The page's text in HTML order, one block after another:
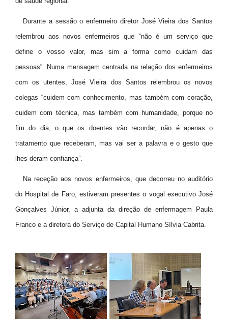
Durante a sessão o enfermeiro diretor José Vieira dos Santos
relembrou aos novos enfermeiros que “não é um serviço que
define o vosso valor, mas sim a forma como cuidam das
pessoas”. Numa mensagem centrada na relação dos enfermeiros
com os utentes, José Vieira dos Santos relembrou os novos
colegas “cuidem com conhecimento, mas também com coração,
cuidem com técnica, mas também com humanidade, porque no
fim do dia, o que os doentes vão recordar, não é apenas o
tratamento que receberam, mas vai ser a palavra e o gesto que
lhes deram confiança”.
Na receção aos novos enfermeiros, que decorreu no auditório
do Hospital de Faro, estiveram presentes o vogal executivo José
Gonçalves Júnior, a adjunta da direção de enfermagem Paula
Franco e a diretora do Serviço de Capital Humano Sílvia Cabrita.